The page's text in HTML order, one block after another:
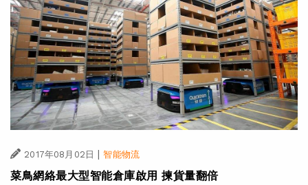
2017年08月02日 | 智能物流
菜鳥網絡最大型智能倉庫啟用 揀貨量翻倍